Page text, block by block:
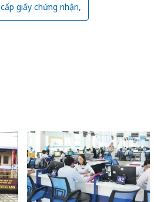
cấp giấy chứng nhận,